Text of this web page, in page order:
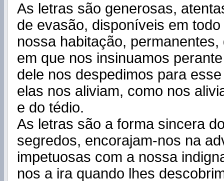
As letras são generosas,
de evasão, disponíveis em
nossa habitação,
em que nos insinuamos
dele nos despedimos para
elas nos aliviam, como nos
e do tédio.
As letras são a forma sincera
segredos, encorajam-nos na
impetuosas com a nossa
nos a ira quando lhes